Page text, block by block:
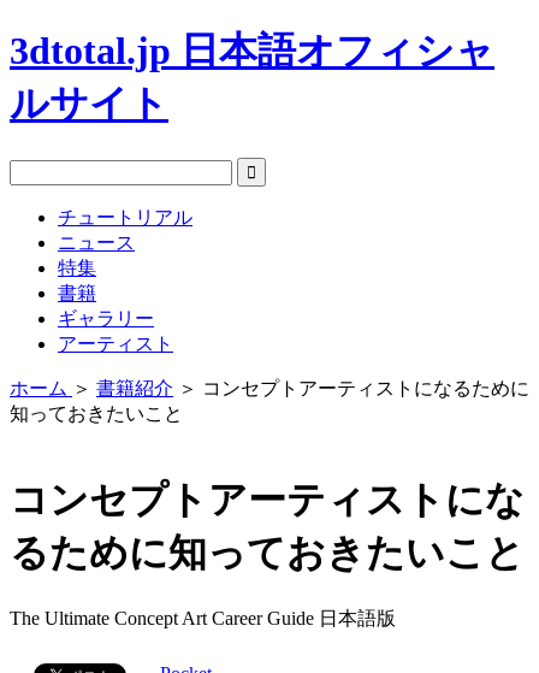
3dtotal.jp 日本語オフィシャ
ルサイト
チュートリアル
ニュース
特集
書籍
ギャラリー
アーティスト
ホーム ＞ 書籍紹介 ＞ コンセプトアーティストになるために
知っておきたいこと
コンセプトアーティストにな
るために知っておきたいこと
The Ultimate Concept Art Career Guide 日本語版